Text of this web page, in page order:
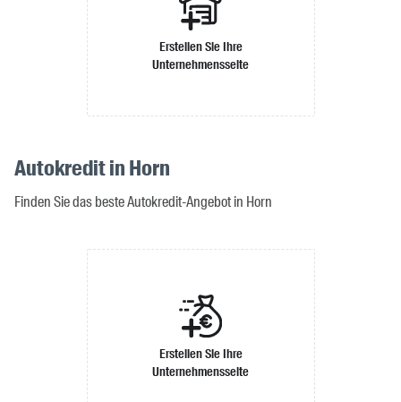
Erstellen Sie Ihre
Unternehmensseite
Autokredit in Horn
Finden Sie das beste Autokredit-Angebot in Horn
Erstellen Sie Ihre
Unternehmensseite